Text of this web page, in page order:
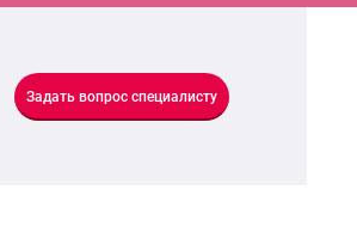
Задать вопрос специалисту